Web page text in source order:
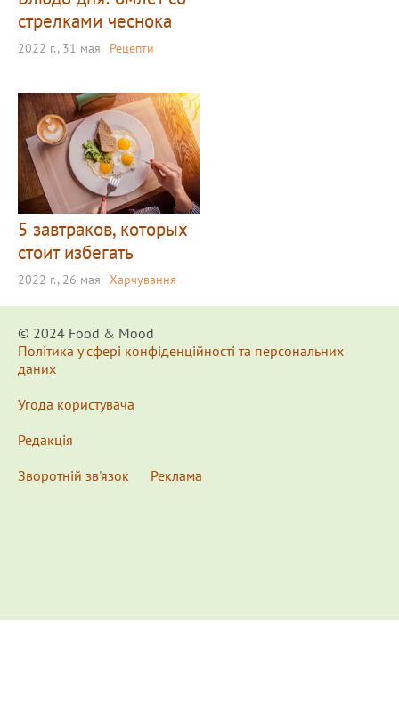
стрелками чеснока
2022 г., 31 мая Рецепти
5 завтраков, которых
стоит избегать
2022 г., 26 мая Харчування
© 2024 Food & Мood
Політика у сфері конфіденційності та персональних
даних
Угода користувача
Редакція
Зворотній зв'язок
Реклама